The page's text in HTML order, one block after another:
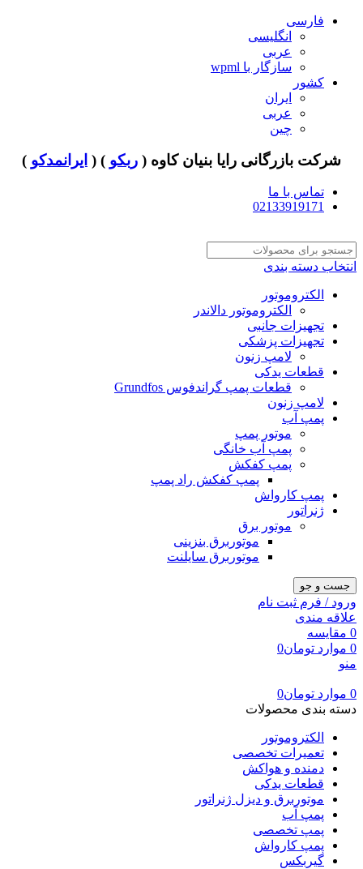
فارسی
انگلیسی
عربی
سازگار با wpml
کشور
ایران
عربی
چین
شرکت بازرگانی رایا بنیان کاوه ( ربکو ) ( ایرانمدکو )
تماس با ما
02133919171
انتخاب دسته بندی
الکتروموتور
الکتروموتور دالاندر
تجهیزات جانبی
تجهیزات پزشکی
لامپ زنون
قطعات یدکی
قطعات پمپ گراندفوس Grundfos
لامپ زنون
پمپ آب
موتور پمپ
پمپ آب خانگی
پمپ کفکش
پمپ کفکش راد پمپ
پمپ کارواش
ژنراتور
موتور برق
موتوربرق بنزینی
موتوربرق سایلنت
جست و جو
ورود / فرم ثبت نام
علاقه مندی
0 مقایسه
0 موارد تومان0
منو
0 موارد تومان0
دسته بندی محصولات
الکتروموتور
تعمیرات تخصصی
دمنده و هواکش
قطعات یدکی
موتوربرق و دیزل ژنراتور
پمپ آب
پمپ تخصصی
پمپ کارواش
گیربکس